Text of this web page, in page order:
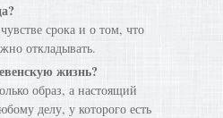
срока и о том, что
откладывать.
жизнь?
образ, а настоящий
делу, у которого есть